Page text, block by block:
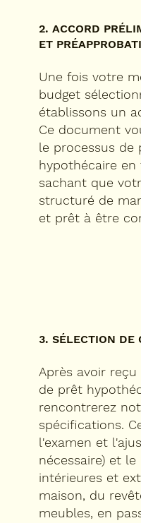
2. ACCORD
ET
Une fois votre
budget
établissons un
Ce document
le processus de
hypothécaire
sachant que
structuré de
et prêt à être
3. SÉLECTION DE
Après avoir
de prêt
rencontrerez
spécifications.
l'examen et
nécessaire) et
intérieures et
maison, du
meubles, en